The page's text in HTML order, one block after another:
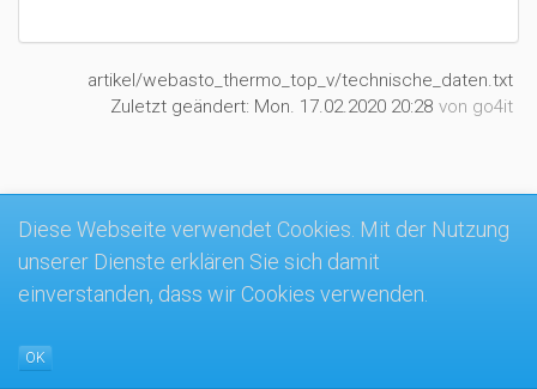
artikel/webasto_thermo_top_v/technische_daten.txt
Zuletzt geändert: Mon. 17.02.2020 20:28 von go4it
MK4-Wiki
Diese Webseite verwendet Cookies. Mit der Nutzung
unserer Dienste erklären Sie sich damit
einverstanden, dass wir Cookies verwenden.
OK